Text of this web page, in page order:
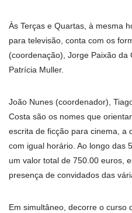
Às Terças e Quartas, à mesma
para televisão, conta com os
(coordenação), Jorge Paixão da
Patrícia Muller.
João Nunes (coordenador),
Costa são os nomes que
escrita de ficção para cinema, a
com igual horário. Ao longo das
um valor total de 750.00 euros,
presença de convidados das
Em simultâneo, decorre o curso